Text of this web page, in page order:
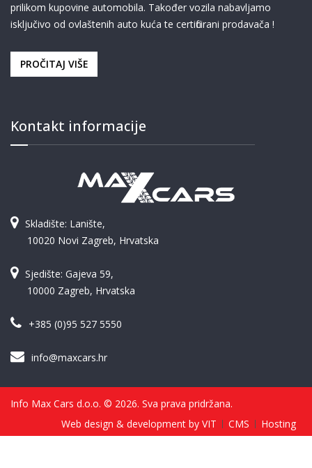
prilikom kupovine automobila. Također vozila nabavljamo
isključivo od ovlaštenih auto kuća te certificirani prodavača !
PROČITAJ VIŠE
Kontakt informacije
Skladište: Lanište,
10020 Novi Zagreb, Hrvatska
Sjedište: Gajeva 59,
10000 Zagreb, Hrvatska
+385 (0)95 527 5550
info@maxcars.hr
Info Max Cars d.o.o. © 2026. Sva prava pridržana.
Web design & development by VIT
CMS Hosting